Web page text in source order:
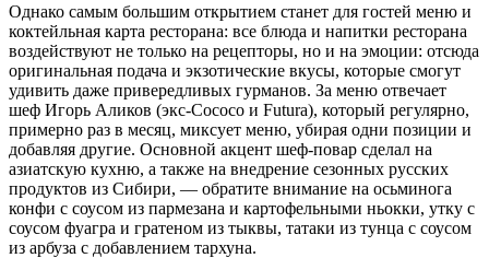
Однако самым большим открытием станет для гостей меню и
коктейльная карта ресторана: все блюда и напитки ресторана
воздействуют не только на рецепторы, но и на эмоции: отсюда
оригинальная подача и экзотические вкусы, которые смогут
удивить даже привередливых гурманов. За меню отвечает
шеф Игорь Аликов (экс-Cococo и Futura), который регулярно,
примерно раз в месяц, миксует меню, убирая одни позиции и
добавляя другие. Основной акцент шеф-повар сделал на
азиатскую кухню, а также на внедрение сезонных русских
продуктов из Сибири, — обратите внимание на осьминога
конфи с соусом из пармезана и картофельными ньокки, утку с
соусом фуагра и гратеном из тыквы, татаки из тунца с соусом
из арбуза с добавлением тархуна.